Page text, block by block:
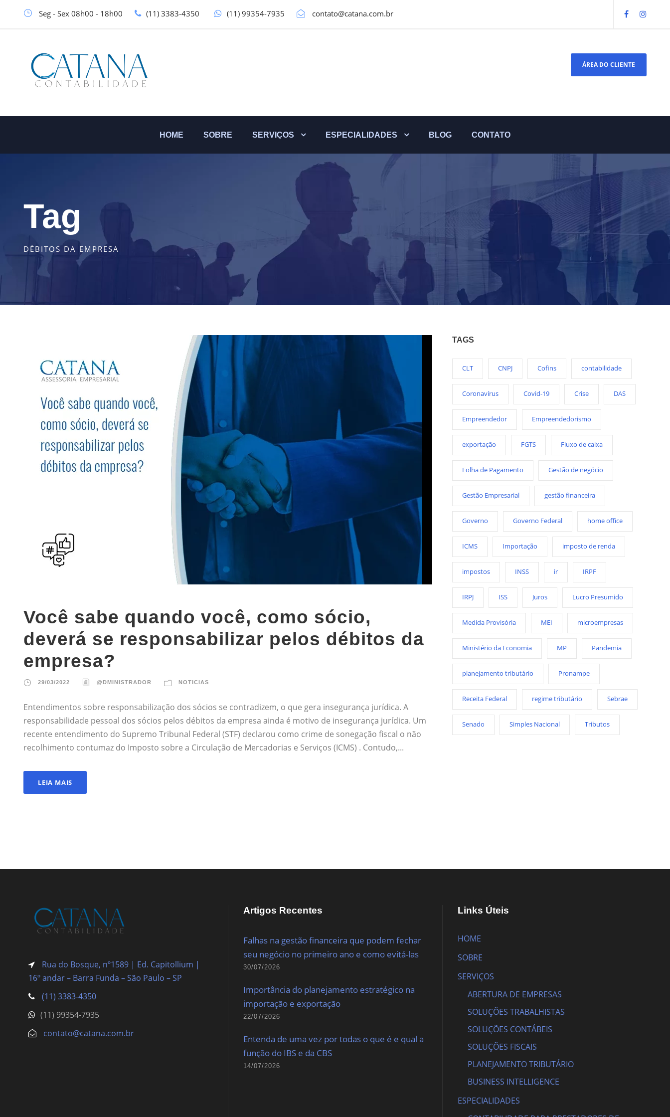
Seg - Sex 08h00 - 18h00 (11) 3383-4350 (11) 99354-7935 contato@catana.com.br
ÁREA DO CLIENTE
HOME SOBRE SERVIÇOS ESPECIALIDADES BLOG CONTATO
Tag
DÉBITOS DA EMPRESA
Você sabe quando você, como sócio,
deverá se responsabilizar pelos débitos da
empresa?
29/03/2022 @DMINISTRADOR NOTICIAS
Entendimentos sobre responsabilização dos sócios se contradizem, o que gera insegurança jurídica. A
responsabilidade pessoal dos sócios pelos débitos da empresa ainda é motivo de insegurança jurídica. Um
recente entendimento do Supremo Tribunal Federal (STF) declarou como crime de sonegação fiscal o não
recolhimento contumaz do Imposto sobre a Circulação de Mercadorias e Serviços (ICMS) . Contudo,...
LEIA MAIS
TAGS
CLT CNPJ Cofins contabilidade
Coronavírus Covid-19 Crise DAS
Empreendedor Empreendedorismo
exportação FGTS Fluxo de caixa
Folha de Pagamento Gestão de negócio
Gestão Empresarial gestão financeira
Governo Governo Federal home office
ICMS Importação imposto de renda
impostos INSS ir IRPF
IRPJ ISS Juros Lucro Presumido
Medida Provisória MEI microempresas
Ministério da Economia MP Pandemia
planejamento tributário Pronampe
Receita Federal regime tributário Sebrae
Senado Simples Nacional Tributos
Rua do Bosque, nº1589 | Ed. Capitollium |
16º andar – Barra Funda – São Paulo – SP
(11) 3383-4350
(11) 99354-7935
contato@catana.com.br
Artigos Recentes
Falhas na gestão financeira que podem fechar
seu negócio no primeiro ano e como evitá-las
30/07/2026
Importância do planejamento estratégico na
importação e exportação
22/07/2026
Entenda de uma vez por todas o que é e qual a
função do IBS e da CBS
14/07/2026
Links Úteis
HOME
SOBRE
SERVIÇOS
ABERTURA DE EMPRESAS
SOLUÇÕES TRABALHISTAS
SOLUÇÕES CONTÁBEIS
SOLUÇÕES FISCAIS
PLANEJAMENTO TRIBUTÁRIO
BUSINESS INTELLIGENCE
ESPECIALIDADES